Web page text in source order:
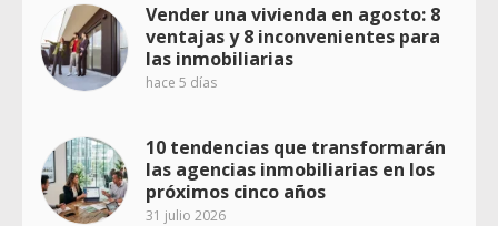
Vender una vivienda en agosto: 8
ventajas y 8 inconvenientes para
las inmobiliarias
hace 5 días
10 tendencias que transformarán
las agencias inmobiliarias en los
próximos cinco años
31 julio 2026